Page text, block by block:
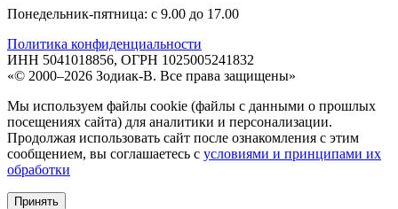
Понедельник-пятница: с 9.00 до 17.00
Политика конфиденциальности
ИНН 5041018856, ОГРН 1025005241832
«© 2000–2026 Зодиак-В. Все права защищены»
Мы используем файлы cookie (файлы с данными о прошлых
посещениях сайта) для аналитики и персонализации.
Продолжая использовать сайт после ознакомления с этим
сообщением, вы соглашаетесь с условиями и принципами их
обработки
Принять